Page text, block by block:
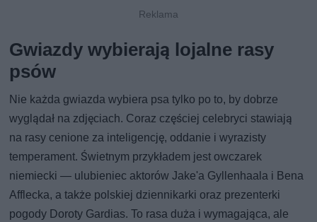
Gwiazdy wybierają lojalne rasy
psów
Nie każda gwiazda wybiera psa tylko po to, by dobrze
wyglądał na zdjęciach. Coraz częściej celebryci stawiają
na rasy cenione za inteligencję, oddanie i wyrazisty
temperament. Świetnym przykładem jest owczarek
niemiecki — ulubieniec aktorów Jake'a Gyllenhaala i Bena
Afflecka, a także polskiej dziennikarki oraz prezenterki
pogody Doroty Gardias. To rasa duża i wymagająca, ale